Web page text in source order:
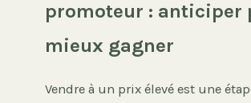
promoteur : anticiper
mieux gagner
Vendre à un prix élevé est une